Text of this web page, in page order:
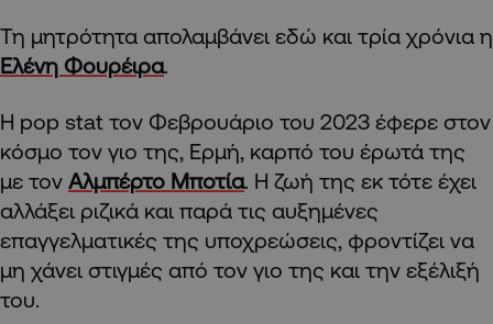
Τη μητρότητα απολαμβάνει εδώ και τρία χρόνια η
Ελένη Φουρέιρα.
Η pop stat τον Φεβρουάριο του 2023 έφερε στον
κόσμο τον γιο της, Ερμή, καρπό του έρωτά της
με τον Αλμπέρτο Μποτία. Η ζωή της εκ τότε έχει
αλλάξει ριζικά και παρά τις αυξημένες
επαγγελματικές της υποχρεώσεις, φροντίζει να
μη χάνει στιγμές από τον γιο της και την εξέλιξή
του.